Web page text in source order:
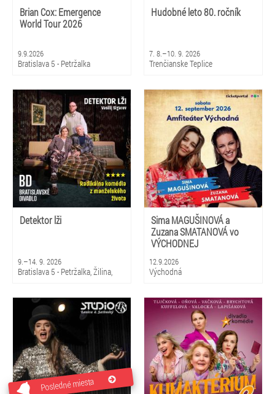
Brian Cox: Emergence
World Tour 2026
9.9.2026
Bratislava 5 - Petržalka
Hudobné leto 80. ročník
7. 8.–10. 9. 2026
Trenčianske Teplice
Detektor lži
9.–14. 9. 2026
Bratislava 5 - Petržalka, Žilina,
Sima MAGUŠINOVÁ a
Zuzana SMATANOVÁ vo
VÝCHODNEJ
12.9.2026
Východná
Posledné miesta